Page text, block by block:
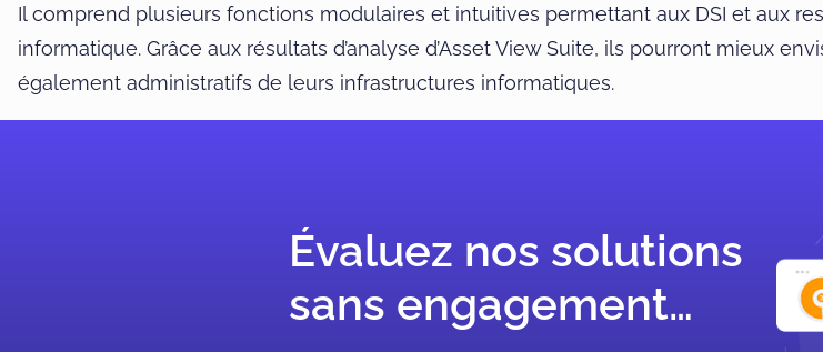
Il comprend plusieurs fonctions modulaires et intuitives permettant aux DSI et aux
informatique. Grâce aux résultats d’analyse d’Asset View Suite, ils pourront mieux
également administratifs de leurs infrastructures informatiques.
Évaluez nos solutions
sans engagement…